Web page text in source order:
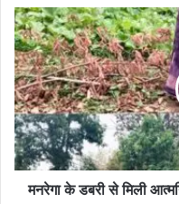
2
व
र्ष
पू
र्ण
हो
ने
प
र
म
न
रे
गा
के
ड
ब
री
से
मनरेगा के डबरी से मिली